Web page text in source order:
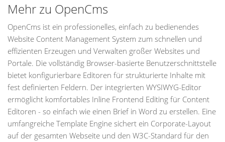
Mehr zu OpenCms
OpenCms ist ein professionelles, einfach zu bedienendes
Website Content Management System zum schnellen und
effizienten Erzeugen und Verwalten großer Websites und
Portale. Die vollständig Browser-basierte Benutzerschnittstelle
bietet konfigurierbare Editoren für strukturierte Inhalte mit
fest definierten Feldern. Der integrierten WYSIWYG-Editor
ermöglicht komfortables Inline Frontend Editing für Content
Editoren - so einfach wie einen Brief in Word zu erstellen. Eine
umfangreiche Template Engine sichert ein Corporate-Layout
auf der gesamten Webseite und den W3C-Standard für den